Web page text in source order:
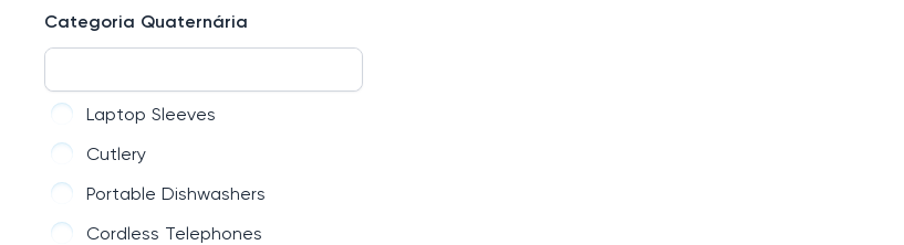
Touchpads & Motion Controllers
Categoria Quaternária
Laptop Sleeves
Cutlery
Portable Dishwashers
Cordless Telephones